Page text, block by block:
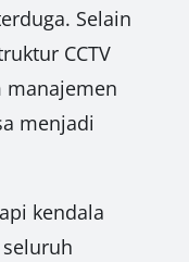
Selain
CCTV
manajemen
menjadi
kendala